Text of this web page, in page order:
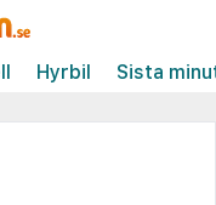
Hyrbil Sista